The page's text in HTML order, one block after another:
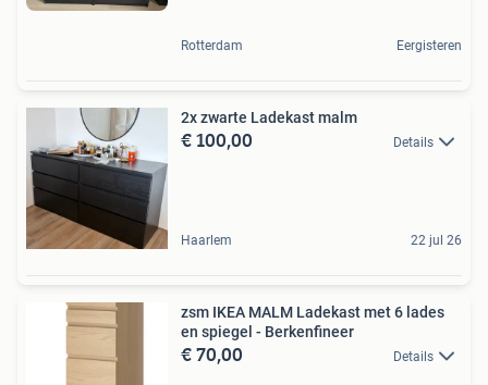
Rotterdam Eergisteren
2x zwarte Ladekast malm
€ 100,00 Details
Haarlem 22 jul 26
zsm IKEA MALM Ladekast met 6 lades
en spiegel - Berkenfineer
€ 70,00 Details